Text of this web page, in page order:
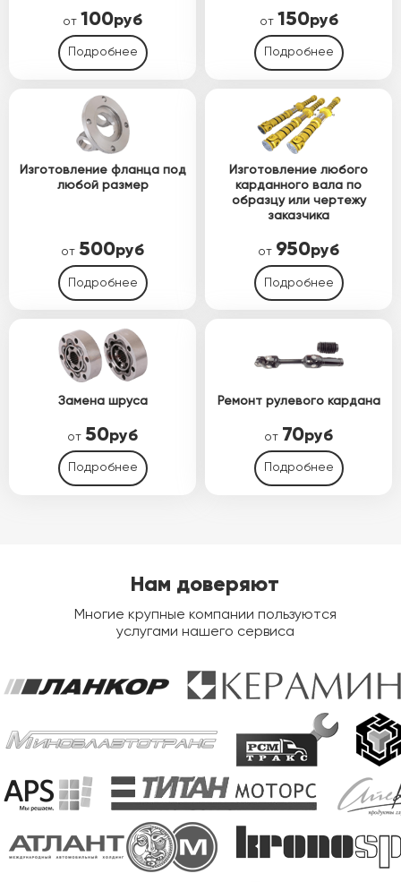
от 100руб
Подробнее
от 150руб
Подробнее
Изготовление фланца под
любой размер
от 500руб
Подробнее
Изготовление любого
карданного вала по
образцу или чертежу
заказчика
от 950руб
Подробнее
Замена шруса
от 50руб
Подробнее
Ремонт рулевого кардана
от 70руб
Подробнее
Нам доверяют
Многие крупные компании пользуются
услугами нашего сервиса